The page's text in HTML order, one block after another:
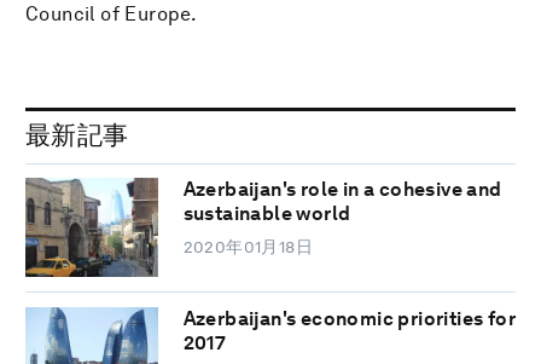
Council of Europe.
最新記事
Azerbaijan's role in a cohesive and
sustainable world
2020年01月18日
Azerbaijan's economic priorities for
2017